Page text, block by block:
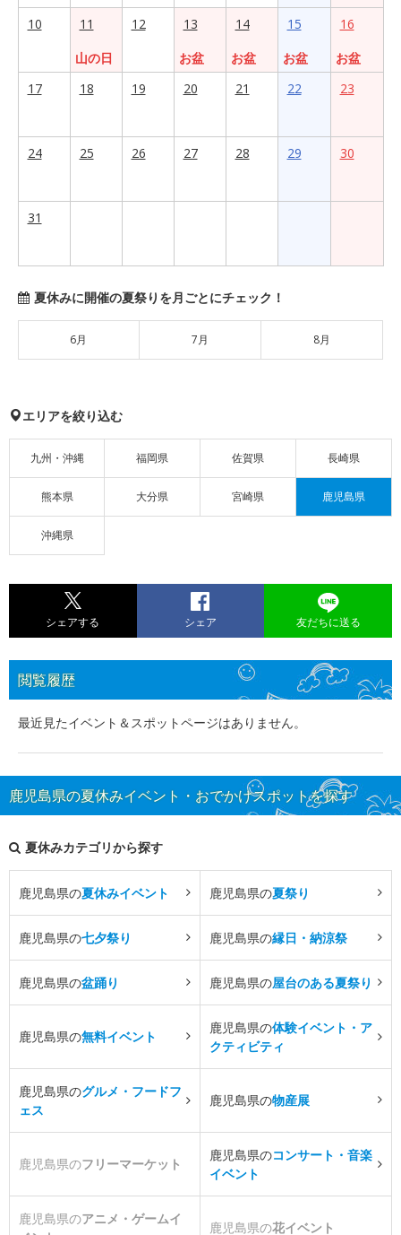
10
11
山の日
12
13
お盆
14
お盆
15
お盆
16
お盆
17
18 19 20 21 22 23
24 25 26 27 28 29 30
31
夏休みに開催の夏祭りを月ごとにチェック！
6月 7月 8月
エリアを絞り込む
九州・沖縄 福岡県 佐賀県 長崎県
熊本県 大分県 宮崎県 鹿児島県
沖縄県
シェアする シェア 友だちに送る
閲覧履歴
最近見たイベント＆スポットページはありません。
鹿児島県の夏休みイベント・おでかけスポットを探す
夏休みカテゴリから探す
鹿児島県の夏休みイベント 鹿児島県の夏祭り
鹿児島県の七夕祭り 鹿児島県の縁日・納涼祭
鹿児島県の盆踊り 鹿児島県の屋台のある夏祭り
鹿児島県の無料イベント
鹿児島県の体験イベント・ア
クティビティ
鹿児島県のグルメ・フードフ
ェス
鹿児島県の物産展
鹿児島県のフリーマーケット
鹿児島県のコンサート・音楽
イベント
鹿児島県のアニメ・ゲームイ
鹿児島県の花イベント